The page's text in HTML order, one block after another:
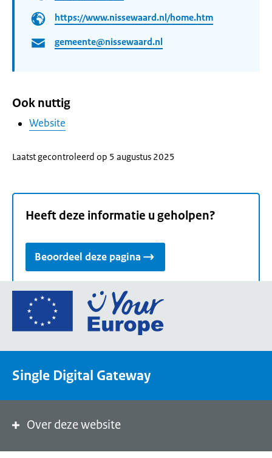
https://www.nissewaard.nl/home.htm
gemeente@nissewaard.nl
Ook nuttig
Website
Laatst gecontroleerd op 5 augustus 2025
Heeft deze informatie u geholpen?
Beoordeel deze pagina
Ga
de
een
de
Single Digital Gateway
Over deze website